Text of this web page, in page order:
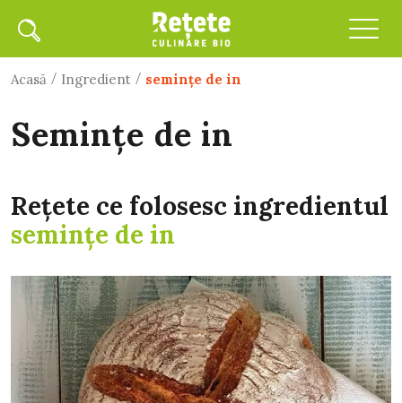
Acasă / Ingredient / semințe de in
semințe de in
Rețete ce folosesc ingredientul
semințe de in